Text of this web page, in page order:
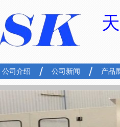
公司介绍 公司新闻 产品